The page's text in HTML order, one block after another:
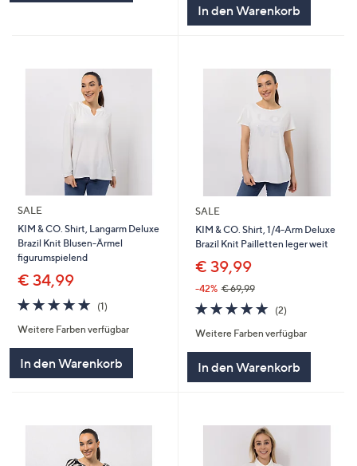
In den Warenkorb
SALE
KIM & CO. Shirt, Langarm Deluxe
Brazil Knit Blusen-Ärmel
figurumspielend
€ 34,99
5.0
von
5
(1)
Weitere Farben verfügbar
In den Warenkorb
SALE
KIM & CO. Shirt, 1/4-Arm Deluxe
Brazil Knit Pailletten leger weit
€ 39,99
-42% € 69,99
5.0
von
5
(2)
Weitere Farben verfügbar
In den Warenkorb